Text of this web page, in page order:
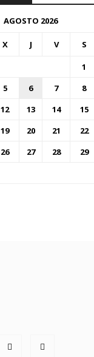
AGOSTO 2026
X J V S
1
5 6 7 8
12 13 14 15
19 20 21 22
26 27 28 29